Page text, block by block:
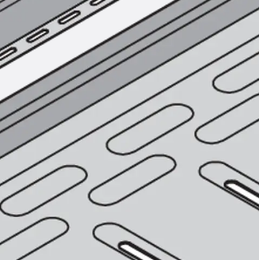
Hakenkopfschraube JA
Hakenkopfschraube JB
Sollbruchschraube JB-SB
Hakenkopfschraube JC
Hammerkopfschraube JD
Hammerkopfschraube JG
Hammerkopfschraube JH
Sollbruchschraube JH-SB
Doppelkerbzahnschraube JKB
Doppelkerbzahnschraube JKC
Zahnschraube JXB